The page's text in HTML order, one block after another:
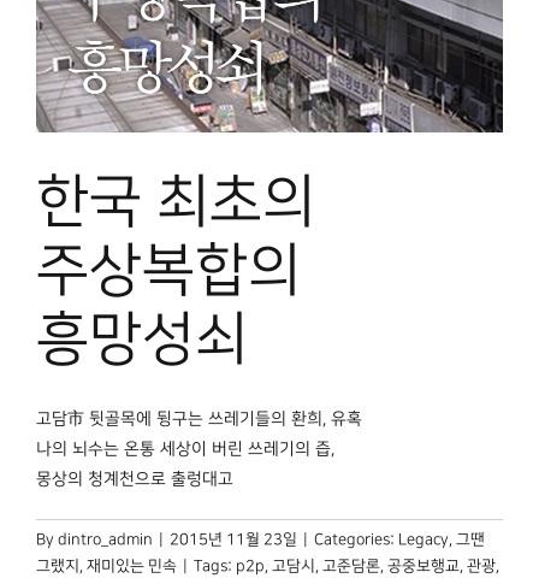
민속 인사이드
박물관 홈페이지
한국 최초의
주상복합의
흥망성쇠
고담市 뒷골목에 뒹구는 쓰레기들의 환희, 유혹
나의 뇌수는 온통 세상이 버린 쓰레기의 즙,
몽상의 청계천으로 출렁대고
By dintro_admin 2015년 11월 23일 Categories: Legacy, 그땐
그랬지 , 재미있는 민속 Tags: p2p, 고담시 , 고준담론, 공중보행교, 관광,